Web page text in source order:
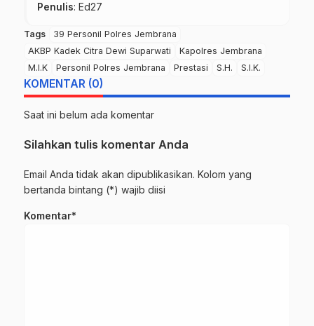
Penulis: Ed27
Tags
39 Personil Polres Jembrana
AKBP Kadek Citra Dewi Suparwati
Kapolres Jembrana
M.I.K
Personil Polres Jembrana Prestasi S.H. S.I.K.
KOMENTAR (0)
Saat ini belum ada komentar
Silahkan tulis komentar Anda
Email Anda tidak akan dipublikasikan. Kolom yang
bertanda bintang (*) wajib diisi
Komentar*